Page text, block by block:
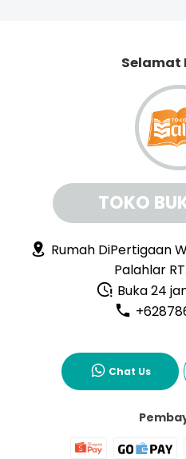
Selamat
TOKO
Rumah DiPertigaan
Palahlar
Buka 24
Chat Us